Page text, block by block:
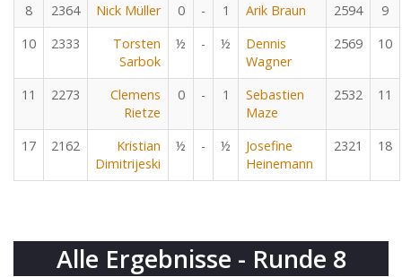
8 2364 Nick Müller 0 - 1 Arik Braun 2594
9
10
2333
Torsten
Sarbok
½ - ½
Dennis
Wagner
2569 10
11 2273
Clemens
Rietze
0 - 1
Sebastien
Maze
2532 11
17 2162
Kristian
Dimitrijeski
½ - ½
Josefine
Heinemann
2321 18
Alle Ergebnisse - Runde 8